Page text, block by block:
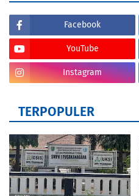
Facebook
YouTube
Instagram
TERPOPULER